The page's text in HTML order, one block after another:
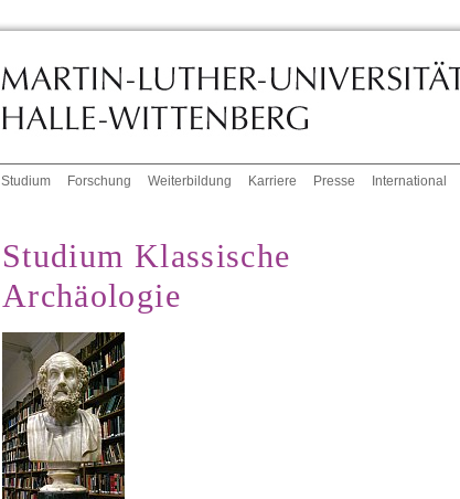
Studium Forschung Weiterbildung Karriere Presse International
Studium Klassische
Archäologie